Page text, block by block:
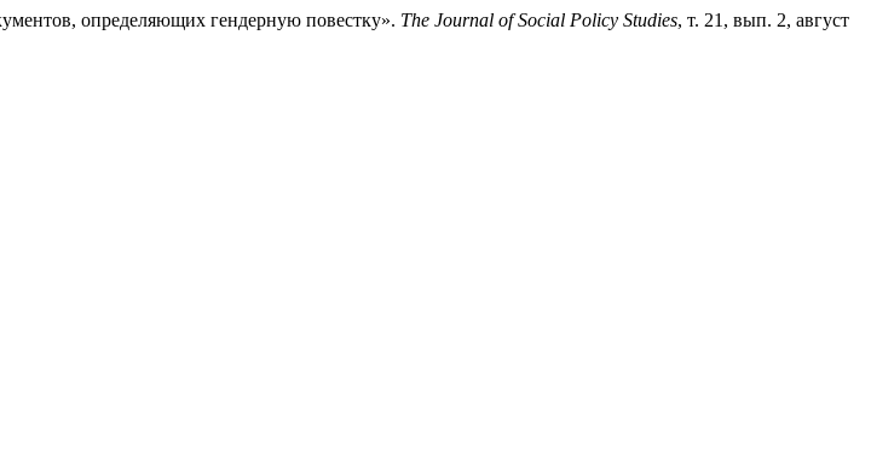
определяющих гендерную повестку». The Journal of Social Policy Studies, т. 21, вып. 2, август